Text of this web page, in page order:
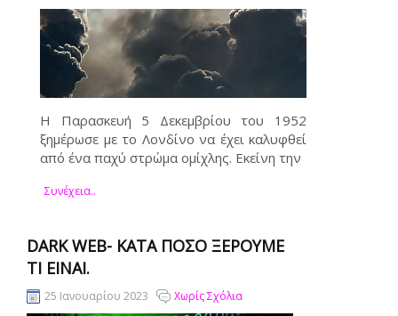
Η Παρασκευή 5 Δεκεμβρίου του 1952
ξημέρωσε με το Λονδίνο να έχει καλυφθεί
από ένα παχύ στρώμα ομίχλης. Εκείνη την
Συνέχεια..
DARK WEB- KΑΤΑ ΠΌΣΟ ΞΈΡΟΥΜΕ
ΤΊ ΕΊΝΑΙ.
25 Ιανουαρίου 2023 Χωρίς Σχόλια